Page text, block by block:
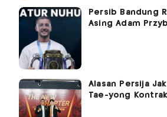
Persib Bandung
Asing Adam
Alasan Persija
Tae-yong